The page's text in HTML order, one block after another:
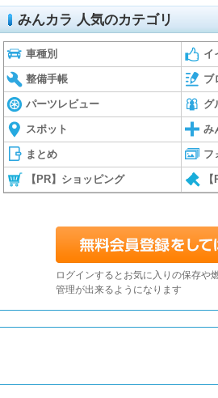
みんカラ 人気のカテゴリ
車種別 イ
整備手帳 ブ
パーツレビュー グ
スポット み
まとめ フ
【PR】ショッピング
ログインするとお気に入りの保存や
管理が出来るようになります